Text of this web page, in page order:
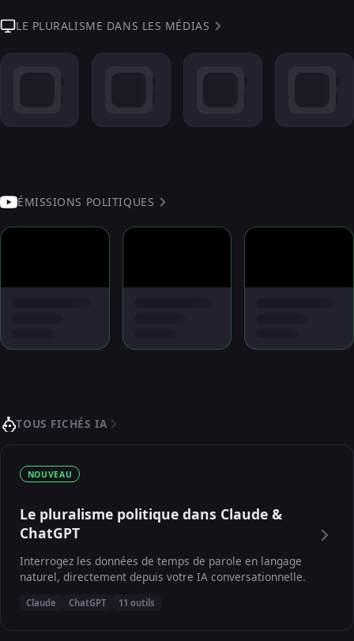
LE PLURALISME DANS LES MÉDIAS
ÉMISSIONS POLITIQUES
TOUS FICHÉS IA
NOUVEAU
Le pluralisme politique dans Claude &
ChatGPT
Interrogez les données de temps de parole en langage
naturel, directement depuis votre IA conversationnelle.
Claude ChatGPT 11 outils